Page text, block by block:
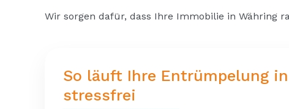
Wir sorgen dafür, dass Ihre Immobilie in Währing
So läuft Ihre Entrümpelung
stressfrei